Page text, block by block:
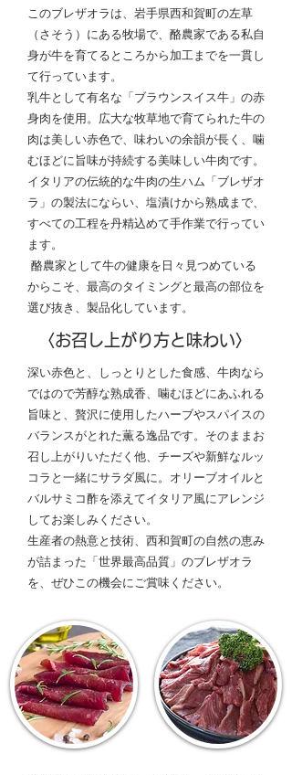
このブレザオラは、岩手県西和賀町の左草
（さそう）にある牧場で、酪農家である私自
身が牛を育てるところから加工までを一貫し
て行っています。
乳牛として有名な「ブラウンスイス牛」の赤
身肉を使用。広大な牧草地で育てられた牛の
肉は美しい赤色で、味わいの余韻が長く、噛
むほどに旨味が持続する美味しい牛肉です。
イタリアの伝統的な牛肉の生ハム「ブレザオ
ラ」の製法にならい、塩漬けから熟成まで、
すべての工程を丹精込めて手作業で行ってい
ます。
酪農家として牛の健康を日々見つめている
からこそ、最高のタイミングと最高の部位を
選び抜き、製品化しています。
〈お召し上がり方と味わい〉
深い赤色と、しっとりとした食感、牛肉なら
ではので芳醇な熟成香、噛むほどにあふれる
旨味と、贅沢に使用したハーブやスパイスの
バランスがとれた薫る逸品です。そのままお
召し上がりいただく他、チーズや新鮮なルッ
コラと一緒にサラダ風に。オリーブオイルと
バルサミコ酢を添えてイタリア風にアレンジ
してお楽しみください。
生産者の熱意と技術、西和賀町の自然の恵み
が詰まった「世界最高品質」のブレザオラ
を、ぜひこの機会にご賞味ください。